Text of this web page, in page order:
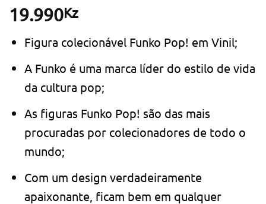
19.990Kz
Figura colecionável Funko Pop! em Vinil;
A Funko é uma marca líder do estilo de vida
da cultura pop;
As figuras Funko Pop! são das mais
procuradas por colecionadores de todo o
mundo;
Com um design verdadeiramente
apaixonante, ficam bem em qualquer